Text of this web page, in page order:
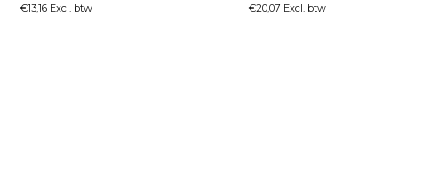
€13,16 Excl. btw €20,07 Excl. btw